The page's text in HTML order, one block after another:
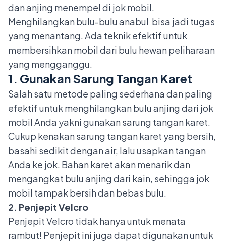
dan anjing menempel di jok mobil.
Menghilangkan bulu-bulu anabul bisa jadi tugas
yang menantang. Ada teknik efektif untuk
membersihkan mobil dari bulu hewan peliharaan
yang mengganggu.
1. Gunakan Sarung Tangan Karet
Salah satu metode paling sederhana dan paling
efektif untuk menghilangkan bulu anjing dari jok
mobil Anda yakni gunakan sarung tangan karet.
Cukup kenakan sarung tangan karet yang bersih,
basahi sedikit dengan air, lalu usapkan tangan
Anda ke jok. Bahan karet akan menarik dan
mengangkat bulu anjing dari kain, sehingga jok
mobil tampak bersih dan bebas bulu.
2. Penjepit Velcro
Penjepit Velcro tidak hanya untuk menata
rambut! Penjepit ini juga dapat digunakan untuk